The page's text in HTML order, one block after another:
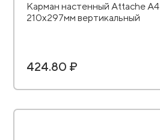
Карман настенный Attache А4
210х297мм вертикальный
424.80 ₽